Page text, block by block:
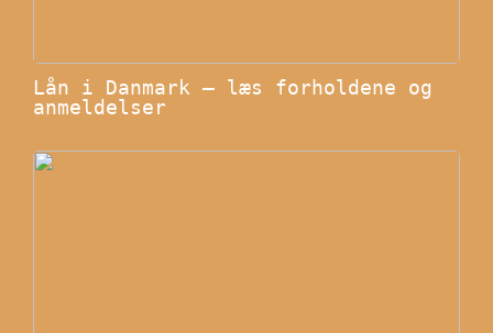
Lån i Danmark – læs forholdene og
anmeldelser